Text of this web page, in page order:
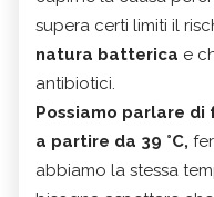
supera certi limiti il
natura batterica e
antibiotici.
Possiamo parlare
a partire da 39 °C,
abbiamo la stessa